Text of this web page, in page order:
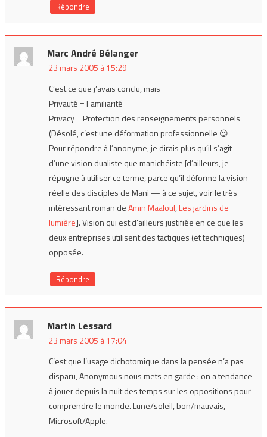
Répondre
Marc André Bélanger
23 mars 2005 à 15:29
C’est ce que j’avais conclu, mais
Privauté = Familiarité
Privacy = Protection des renseignements personnels
(Désolé, c’est une déformation professionnelle 😉
Pour répondre à l’anonyme, je dirais plus qu’il s’agit
d’une vision dualiste que manichéiste [d’ailleurs, je
répugne à utiliser ce terme, parce qu’il déforme la vision
réelle des disciples de Mani — à ce sujet, voir le très
intéressant roman deAmin Maalouf,Les jardins de
lumière]. Vision qui est d’ailleurs justifiée en ce que les
deux entreprises utilisent des tactiques (et techniques)
opposée.
Répondre
Martin Lessard
23 mars 2005 à 17:04
C’est que l’usage dichotomique dans la pensée n’a pas
disparu, Anonymous nous mets en garde : on a tendance
à jouer depuis la nuit des temps sur les oppositions pour
comprendre le monde. Lune/soleil, bon/mauvais,
Microsoft/Apple.